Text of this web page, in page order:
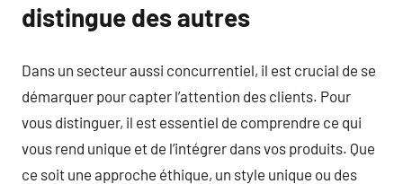
distingue des autres
Dans un secteur aussi concurrentiel, il est crucial de se
démarquer pour capter l’attention des clients. Pour
vous distinguer, il est essentiel de comprendre ce qui
vous rend unique et de l’intégrer dans vos produits. Que
ce soit une approche éthique, un style unique ou des